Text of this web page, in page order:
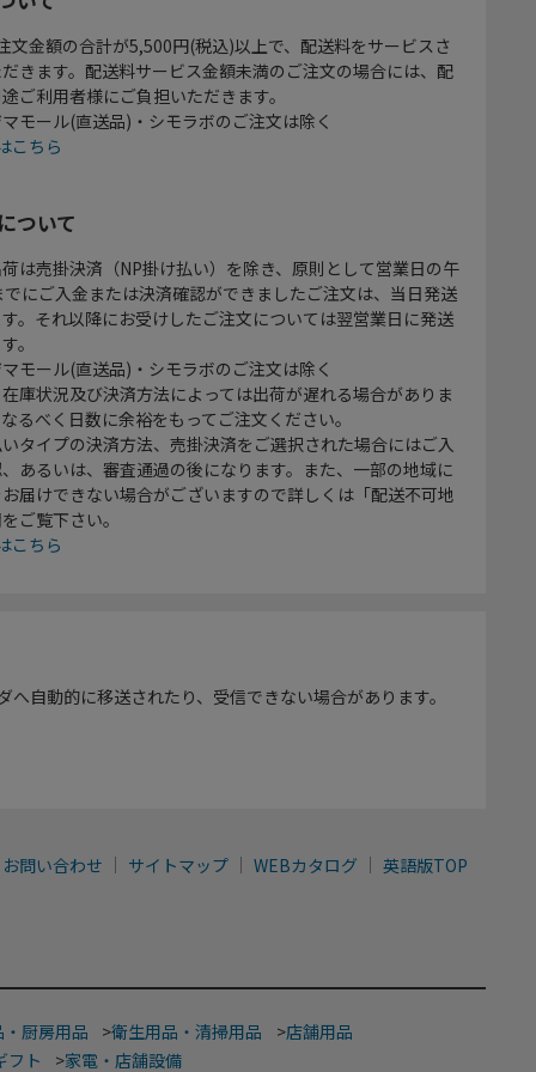
文金額の合計が5,500円(税込)以上で、配送料をサービスさ
きます。配送料サービス金額未満のご注文の場合には、配
ご利用者様にご負担いただきます。
モール(直送品)・シモラボのご注文は除く
こちら
ついて
は売掛決済（NP掛け払い）を除き、原則として営業日の午
にご入金または決済確認ができましたご注文は、当日発送
。それ以降にお受けしたご注文については翌営業日に発送
。
モール(直送品)・シモラボのご注文は除く
庫状況及び決済方法によっては出荷が遅れる場合がありま
るべく日数に余裕をもってご注文ください。
タイプの決済方法、売掛決済をご選択された場合にはご入
あるいは、審査通過の後になります。また、一部の地域に
届けできない場合がございますので詳しくは「配送不可地
ご覧下さい。
こちら
自動的に移送されたり、受信できない場合があります。
お問い合わせ サイトマップ WEBカタログ 英語版TOP
厨房用品 >衛生用品・清掃用品 >店舗用品
フト
>家電・店舗設備